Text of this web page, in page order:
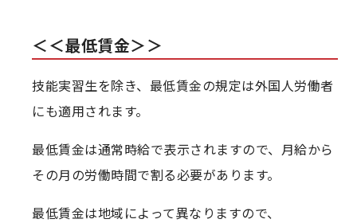
＜＜最低賃金＞＞
技能実習生を除き、最低賃金の規定は外国人労働者
にも適用されます。
最低賃金は通常時給で表示されますので、月給から
その月の労働時間で割る必要があります。
最低賃金は地域によって異なりますので、